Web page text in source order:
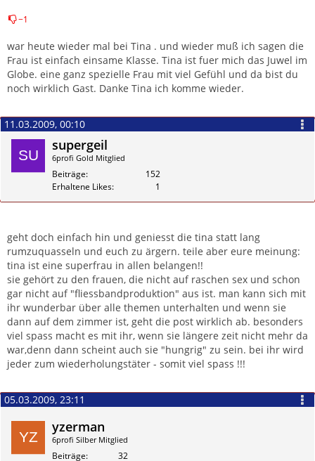
−1
war heute wieder mal bei Tina . und wieder muß ich sagen die
Frau ist einfach einsame Klasse. Tina ist fuer mich das Juwel im
Globe. eine ganz spezielle Frau mit viel Gefühl und da bist du
noch wirklich Gast. Danke Tina ich komme wieder.
11.03.2009, 00:10
supergeil
6profi Gold Mitglied
Beiträge
152
Erhaltene Likes
1
geht doch einfach hin und geniesst die tina statt lang
rumzuquasseln und euch zu ärgern. teile aber eure meinung:
tina ist eine superfrau in allen belangen!!
sie gehört zu den frauen, die nicht auf raschen sex und schon
gar nicht auf "fliessbandproduktion" aus ist. man kann sich mit
ihr wunderbar über alle themen unterhalten und wenn sie
dann auf dem zimmer ist, geht die post wirklich ab. besonders
viel spass macht es mit ihr, wenn sie längere zeit nicht mehr da
war,denn dann scheint auch sie "hungrig" zu sein. bei ihr wird
jeder zum wiederholungstäter - somit viel spass !!!
05.03.2009, 23:11
yzerman
6profi Silber Mitglied
Beiträge 32